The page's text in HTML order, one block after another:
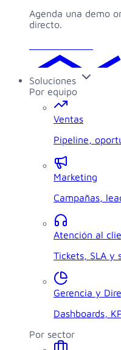
Agenda una demo
directo.
Soluciones
Por equipo
Ventas
Pipeline,
Marketing
Campañas,
Atención al
Tickets, SLA y
Gerencia y
Dashboards,
Por sector